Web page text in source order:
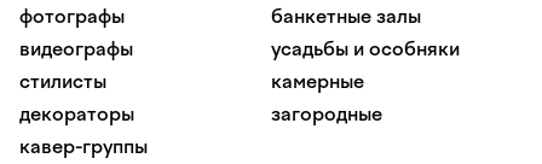
фотографы
видеографы
стилисты
декораторы
кавер-группы
банкетные залы
усадьбы и особняки
камерные
загородные